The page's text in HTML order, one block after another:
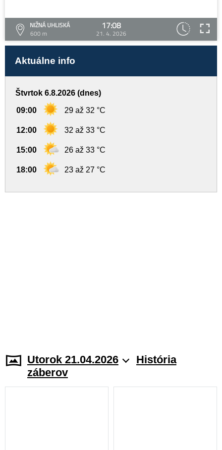
NIŽNÁ UHLISKÁ
600 m
17:08
21. 4. 2026
Aktuálne info
Štvrtok 6.8.2026 (dnes)
09:00 29 až 32 °C
12:00 32 až 33 °C
15:00 26 až 33 °C
18:00 23 až 27 °C
Utorok 21.04.2026
História
záberov